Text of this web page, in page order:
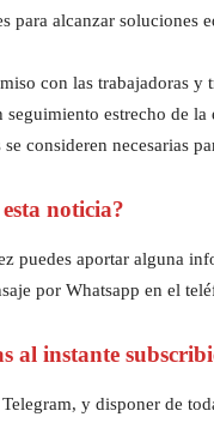
para alcanzar soluciones
con las trabajadoras
estrecho de
consideren necesarias
noticia?
puedes aportar alguna
por Whatsapp en el
al instante
y disponer de